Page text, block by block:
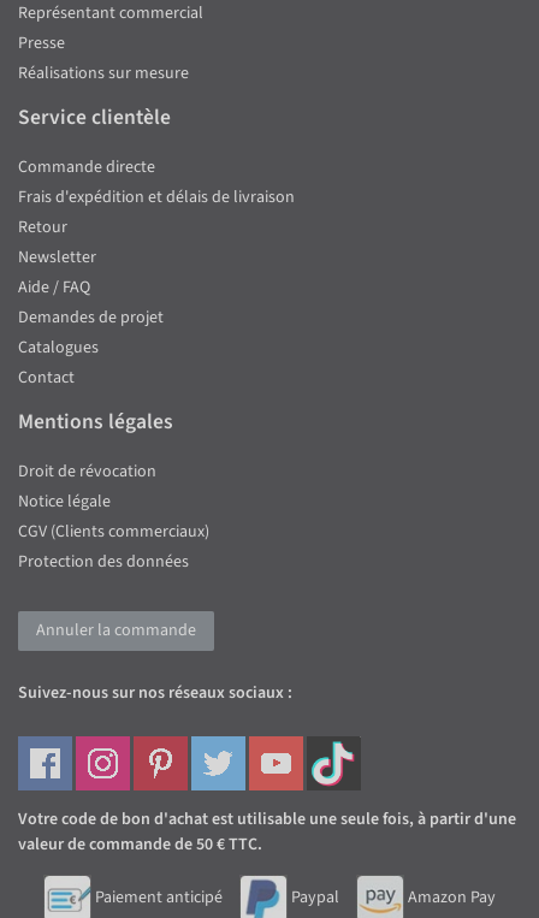
Représentant commercial
Presse
Réalisations sur mesure
Service clientèle
Commande directe
Frais d'expédition et délais de livraison
Retour
Newsletter
Aide / FAQ
Demandes de projet
Catalogues
Contact
Mentions légales
Droit de révocation
Notice légale
CGV (Clients commerciaux)
Protection des données
Annuler la commande
Suivez-nous sur nos réseaux sociaux :
Votre code de bon d'achat est utilisable une seule fois, à partir d'une
valeur de commande de 50 € TTC.
Paiement anticipé Paypal Amazon Pay